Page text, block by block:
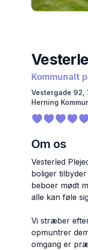
Kommunalt
Vestergade 92
Herning
Om os
Vesterled
boliger
beboer mødt
alle kan føle
Vi stræber
opmuntrer
omgang er